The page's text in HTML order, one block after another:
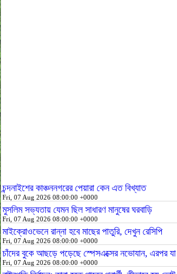
চন্দনাইশের কাঞ্চননগরের পেয়ারা কেন এত বিখ্যাত
Fri, 07 Aug 2026 08:00:00 +0000
মুসলিম সভ্যতায় যেমন ছিল সাধারণ মানুষের ঘরবাড়ি
Fri, 07 Aug 2026 08:00:00 +0000
মাইক্রোওভেনে রান্না হবে মাছের পাতুরি, দেখুন রেসিপি
Fri, 07 Aug 2026 08:00:00 +0000
চাঁদের বুকে আছড়ে পড়েছে স্পেসএক্সের নভোযান, এরপর
Fri, 07 Aug 2026 08:00:00 +0000